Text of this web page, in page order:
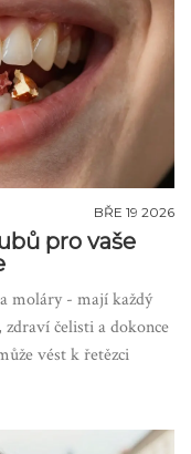
BŘE 19 2026
pro vaše
moláry - mají každý
čelisti a dokonce
vést k řetězci